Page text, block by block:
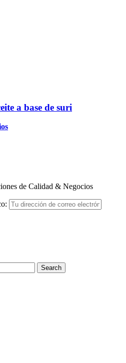
a base de suri
de Calidad & Negocios
Search